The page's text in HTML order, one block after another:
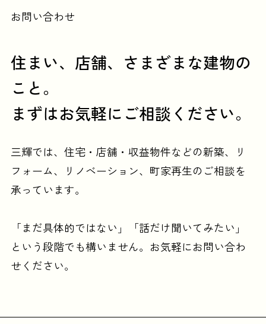
お問い合わせ
住まい、店舗、さまざまな建物の
こと。
まずはお気軽にご相談ください。
三輝では、住宅・店舗・収益物件などの新築、リ
フォーム、リノベーション、町家再生のご相談を
承っています。
「まだ具体的ではない」「話だけ聞いてみたい」
という段階でも構いません。 お気軽にお問い合わ
せください。